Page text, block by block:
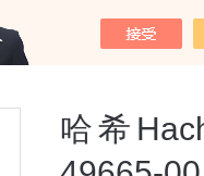
数据采集与分析
哈希